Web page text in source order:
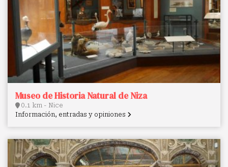
Museo de Historia Natural de Niza
0.1 km - Nice
Información, entradas y opiniones